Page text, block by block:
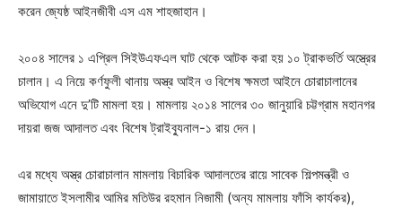
করেন জ্যেষ্ঠ আইনজীবী এস এম শাহজাহান।
২০০৪ সালের ১ এপ্রিল সিইউএফএল ঘাট থেকে আটক করা হয় ১০ ট্রাকভর্তি অস্ত্রের
চালান। এ নিয়ে কর্ণফুলী থানায় অস্ত্র আইন ও বিশেষ ক্ষমতা আইনে চোরাচালানের
অভিযোগ এনে দু’টি মামলা হয়। মামলায় ২০১৪ সালের ৩০ জানুয়ারি চট্টগ্রাম মহানগর
দায়রা জজ আদালত এবং বিশেষ ট্রাইব্যুনাল-১ রায় দেন।
এর মধ্যে অস্ত্র চোরাচালান মামলায় বিচারিক আদালতের রায়ে সাবেক শিল্পমন্ত্রী ও
জামায়াতে ইসলামীর আমির মতিউর রহমান নিজামী (অন্য মামলায় ফাঁসি কার্যকর),